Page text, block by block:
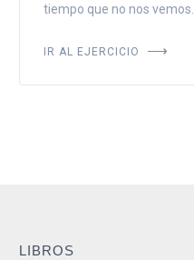
tiempo que no nos vemos.
IR AL EJERCICIO
LIBROS